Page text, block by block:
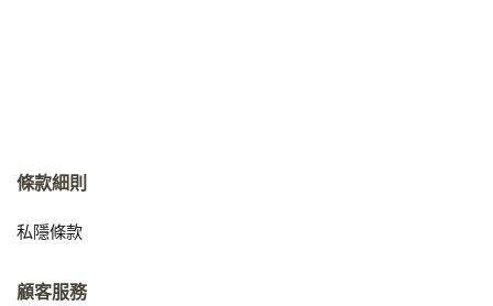
條款細則
私隱條款
顧客服務